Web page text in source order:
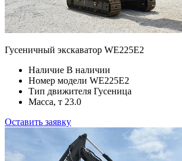
Гусеничный экскаватор WE225E2
Наличие В наличии
Номер модели WE225E2
Тип движителя Гусеница
Масса, т 23.0
Оставить заявку